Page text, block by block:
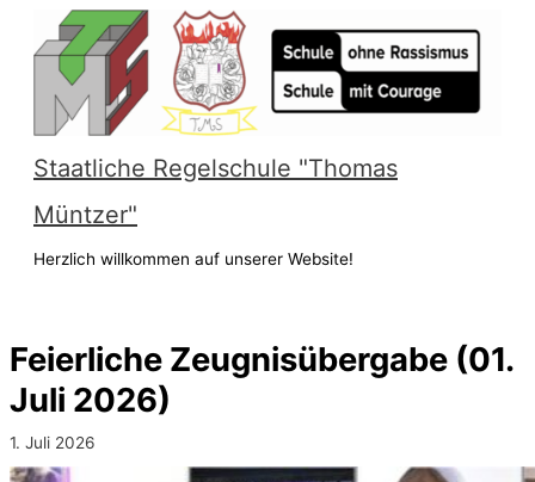
Inhalt
springen
Staatliche Regelschule "Thomas
Müntzer"
Herzlich willkommen auf unserer Website!
Feierliche Zeugnisübergabe (01.
Juli 2026)
1. Juli 2026